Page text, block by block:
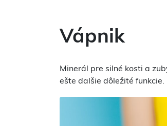
Vápnik
Minerál pre silné kosti a
ešte ďalšie dôležité funkcie.